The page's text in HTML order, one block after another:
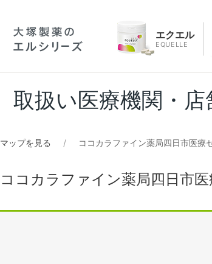
エクエル
EQUELLE
取扱い医療機関・店
マップを見る ココカラファイン薬局四日市医療
ココカラファイン薬局四日市